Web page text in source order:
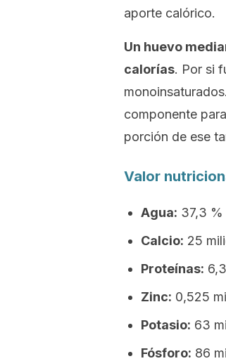
aporte calórico.
Un huevo
calorías. Por si
componente
porción de ese
Valor
Agua: 37,3 %
Calcio: 25
Proteínas:
Zinc: 0,525
Potasio: 63
Fósforo: 86